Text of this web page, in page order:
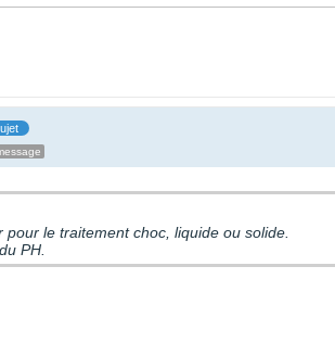
le traitement choc, liquide ou solide.
PH.